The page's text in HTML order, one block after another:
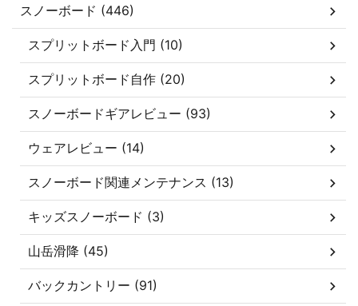
スノーボード (446)
スプリットボード入門 (10)
スプリットボード自作 (20)
スノーボードギアレビュー (93)
ウェアレビュー (14)
スノーボード関連メンテナンス (13)
キッズスノーボード (3)
山岳滑降 (45)
バックカントリー (91)